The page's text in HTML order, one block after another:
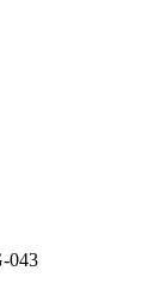
043